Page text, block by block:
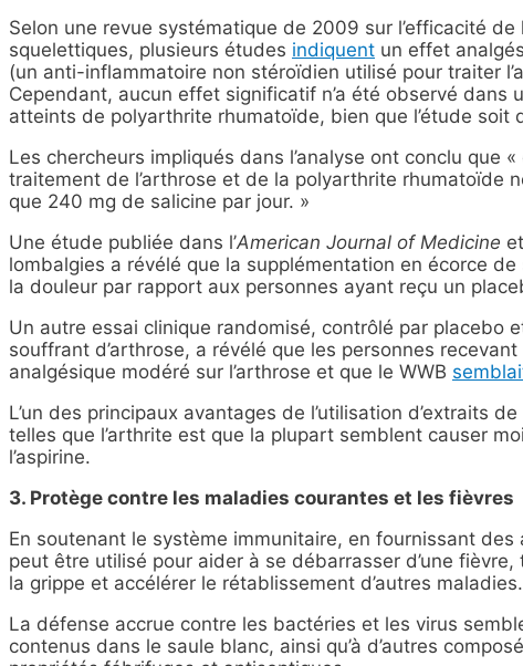
Selon une revue systématique de 2009 sur l’efficacité
squelettiques, plusieurs études indiquent un effet
(un anti-inflammatoire non stéroïdien utilisé pour traiter
Cependant, aucun effet significatif n’a été observé
atteints de polyarthrite rhumatoïde, bien que l’étude soit
Les chercheurs impliqués dans l’analyse ont conclu que
traitement de l’arthrose et de la polyarthrite rhumatoïde
que 240 mg de salicine par jour. »
Une étude publiée dans l’American Journal of Medicine
lombalgies a révélé que la supplémentation en écorce de
la douleur par rapport aux personnes ayant reçu un
Un autre essai clinique randomisé, contrôlé par placebo
souffrant d’arthrose, a révélé que les personnes
analgésique modéré sur l’arthrose et que le WWB
L’un des principaux avantages de l’utilisation d’extraits
telles que l’arthrite est que la plupart semblent causer
l’aspirine.
3. Protège contre les maladies courantes et les fièvres
En soutenant le système immunitaire, en fournissant
peut être utilisé pour aider à se débarrasser d’une
la grippe et accélérer le rétablissement d’autres maladies.
La défense accrue contre les bactéries et les virus
contenus dans le saule blanc, ainsi qu’à d’autres